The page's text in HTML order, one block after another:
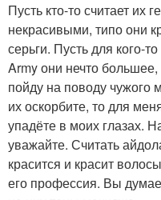
Пусть кто-то считает их
некрасивыми, типо они
серьги. Пусть для кого-
Army они нечто
пойду на поводу чужого
их оскорбите, то для
упадёте в моих глазах.
уважайте. Считать
красится и красит
его профессия. Вы